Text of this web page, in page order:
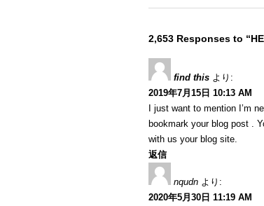
2,653 Responses to
find this より:
2019年7月15日 10:13 AM
I just want to mention I’m
bookmark your blog post .
with us your blog site.
返信
nqudn より:
2020年5月30日 11:19 AM